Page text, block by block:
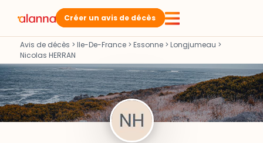
Créer un avis de décès
Avis de décès > Ile-De-France > Essonne > Longjumeau >
Nicolas HERRAN